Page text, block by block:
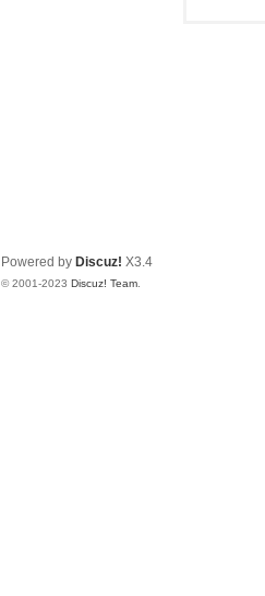
Powered by Discuz! X3.4
© 2001-2023 Discuz! Team